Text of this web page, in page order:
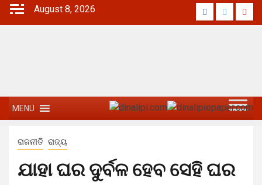
August 8, 2026
MENU
ରାଜନୀତି ରାଜ୍ୟ
ଯାହା ଘର ଦୁର୍ବଳ ହେବ ସେହି ଘର